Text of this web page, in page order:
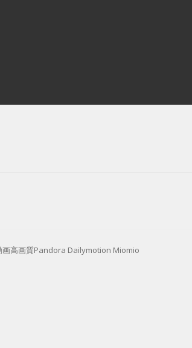
高画質Pandora Dailymotion Miomio